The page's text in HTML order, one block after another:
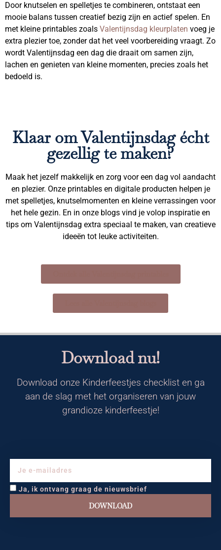
Door knutselen en spelletjes te combineren, ontstaat een
mooie balans tussen creatief bezig zijn en actief spelen. En
met kleine printables zoals Valentijnsdag kleurplaten voeg je
extra plezier toe, zonder dat het veel voorbereiding vraagt. Zo
wordt Valentijnsdag een dag die draait om samen zijn,
lachen en genieten van kleine momenten, precies zoals het
bedoeld is.
Klaar om Valentijnsdag écht
gezellig te maken?
Maak het jezelf makkelijk en zorg voor een dag vol aandacht
en plezier. Onze printables en digitale producten helpen je
met spelletjes, knutselmomenten en kleine verrassingen voor
het hele gezin. En in onze blogs vind je volop inspiratie en
tips om Valentijnsdag extra speciaal te maken, van creatieve
ideeën tot leuke activiteiten.
Download nu!
Download onze Kinderfeestjes checklist en ga
aan de slag met het organiseren van jouw
grandioze kinderfeestje!
Ja, ik ontvang graag de nieuwsbrief
DOWNLOAD